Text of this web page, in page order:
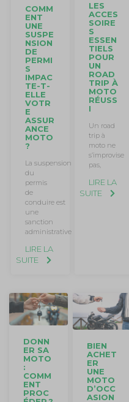
COMM
ENT
UNE
SUSPE
NSION
DE
PERMI
S
IMPAC
TE-T-
ELLE
VOTR
E
ASSUR
ANCE
MOTO
?
La suspension
du
permis
de
conduire est
une
sanction
administrative
LIRE LA
SUITE
LES
ACCES
SOIRE
S
ESSEN
TIELS
POUR
UN
ROAD
TRIP À
MOTO
RÉUSS
I
Un road
trip à
moto ne
s’improvise
pas,
LIRE LA
SUITE
DONN
ER SA
MOTO
:
COMM
ENT
PROC
BIEN
ACHET
ER
UNE
MOTO
D’OCC
ASION